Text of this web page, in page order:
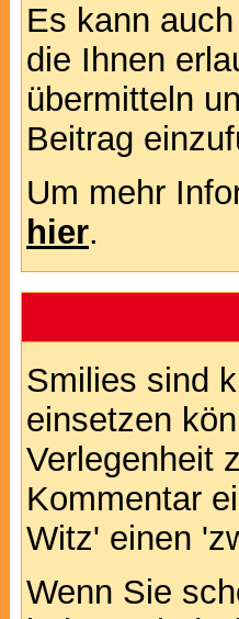
Es kann
die Ihnen
übermitteln
Beitrag
Um mehr
hier.
Smilies sind
einsetzen
Verlegenheit
Kommentar
Witz' einen
Wenn Sie